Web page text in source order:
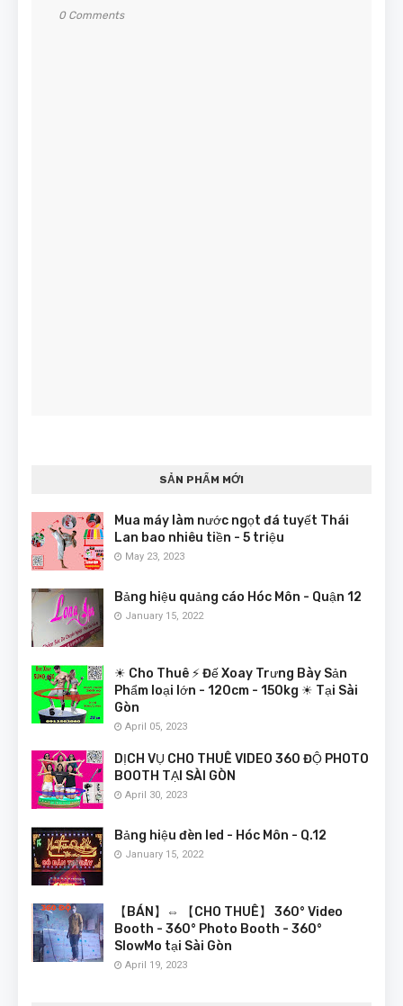
0 Comments
SẢN PHẨM MỚI
Mua máy làm nước ngọt đá tuyết Thái
Lan bao nhiêu tiền - 5 triệu
May 23, 2023
Bảng hiệu quảng cáo Hóc Môn - Quận 12
January 15, 2022
☀ Cho Thuê ⚡ Đế Xoay Trưng Bày Sản
Phẩm loại lớn - 120cm - 150kg ☀ Tại Sài
Gòn
April 05, 2023
DỊCH VỤ CHO THUÊ VIDEO 360 ĐỘ PHOTO
BOOTH TẠI SÀI GÒN
April 30, 2023
Bảng hiệu đèn led - Hóc Môn - Q.12
January 15, 2022
【BÁN】⇔ 【CHO THUÊ】 360° Video
Booth - 360° Photo Booth - 360°
SlowMo tại Sài Gòn
April 19, 2023